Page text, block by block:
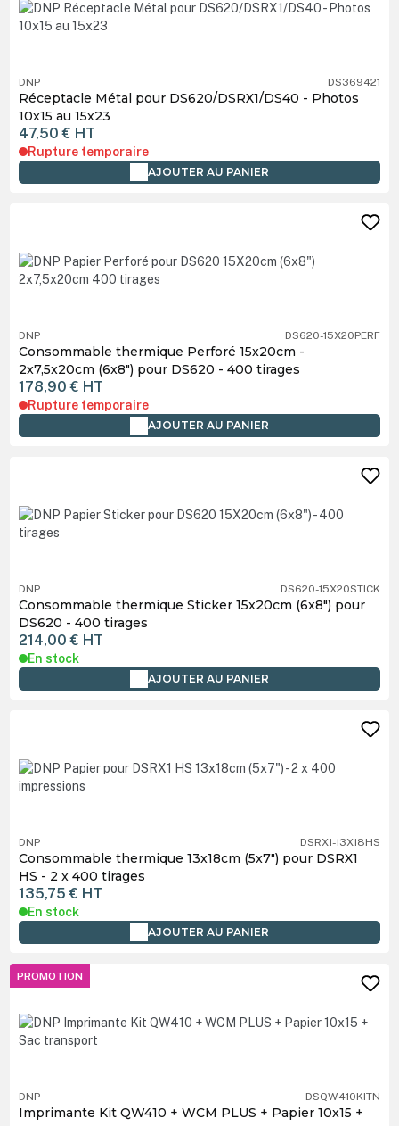
DNP DS369421
Réceptacle Métal pour DS620/DSRX1/DS40 - Photos
10x15 au 15x23
47,50 € HT
Rupture temporaire
AJOUTER AU PANIER
DNP DS620-15X20PERF
Consommable thermique Perforé 15x20cm -
2x7,5x20cm (6x8") pour DS620 - 400 tirages
178,90 € HT
Rupture temporaire
AJOUTER AU PANIER
DNP DS620-15X20STICK
Consommable thermique Sticker 15x20cm (6x8") pour
DS620 - 400 tirages
214,00 € HT
En stock
AJOUTER AU PANIER
DNP DSRX1-13X18HS
Consommable thermique 13x18cm (5x7") pour DSRX1
HS - 2 x 400 tirages
135,75 € HT
En stock
AJOUTER AU PANIER
PROMOTION
DNP DSQW410KITN
Imprimante Kit QW410 + WCM PLUS + Papier 10x15 +